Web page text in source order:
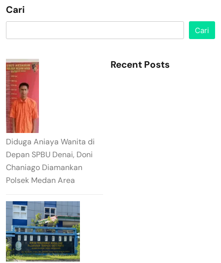
Cari
Cari
Diduga Aniaya Wanita di
Depan SPBU Denai, Doni
Chaniago Diamankan
Polsek Medan Area
Recent Posts